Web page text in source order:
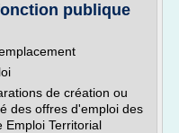
publique
de création ou
des offres d'emploi des
Emploi Territorial